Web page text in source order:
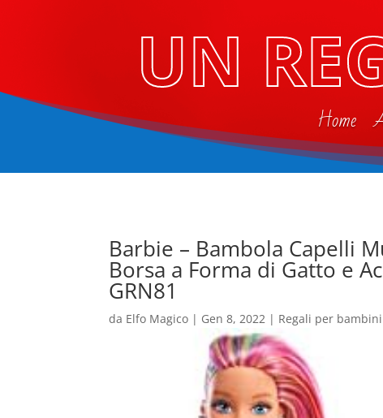
UN
Home
Barbie – ​Bambola Capelli
Borsa a Forma di Gatto e
GRN81
da Elfo Magico | Gen 8, 2022 | Regali per bambini